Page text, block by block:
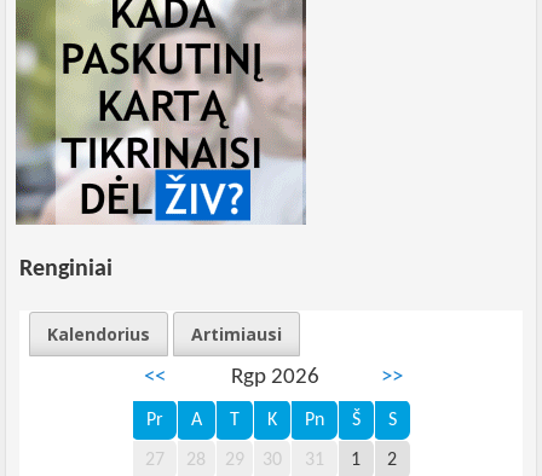
Renginiai
Kalendorius
Artimiausi
<<
Rgp 2026 >>
Pr A T K Pn Š S
27 28 29 30 31 1 2